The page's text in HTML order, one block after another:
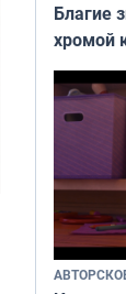
Благие
хромой